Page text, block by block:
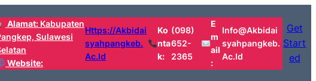
Alamat:Kabupaten
Sulawesi
Website:
Https://akbidai
Syahpangkeb.
Ac.id
Ko
Nta
K:
(098)
652-
2365
E
M
Ail
:
Info@akbidai
Syahpangkeb.
Ac.id
Get
Start
ed